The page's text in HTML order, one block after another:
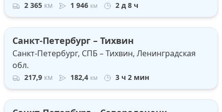
2 365 км 1 946 км 2 д 8 ч
Санкт-Петербург – Тихвин
Санкт-Петербург, СПБ – Тихвин, Ленинградская
обл.
217,9 км 182,4 км 3 ч 2 мин